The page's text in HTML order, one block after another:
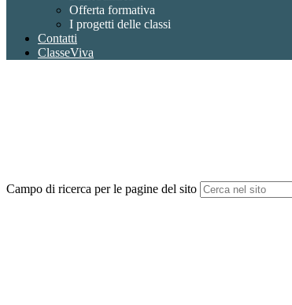
Offerta formativa
I progetti delle classi
Contatti
ClasseViva
Campo di ricerca per le pagine del sito